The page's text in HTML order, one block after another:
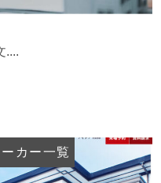
....
カー一覧